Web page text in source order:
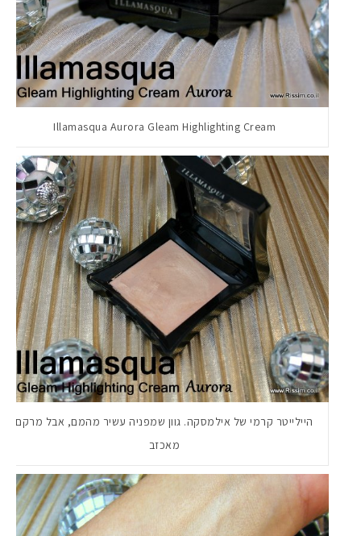
Illamasqua Aurora Gleam Highlighting Cream
היילייטר קרמי של אילמסקה. גוון שמפניה עשיר מהמם, אבל מרקם
מאכזב